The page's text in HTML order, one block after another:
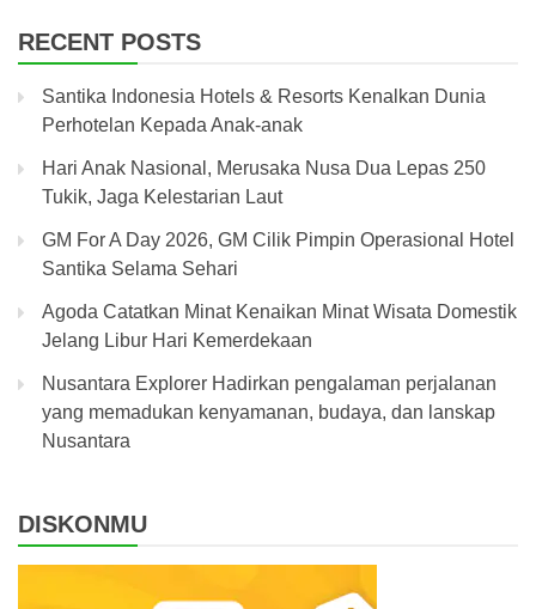
RECENT POSTS
Santika Indonesia Hotels & Resorts Kenalkan Dunia
Perhotelan Kepada Anak-anak
Hari Anak Nasional, Merusaka Nusa Dua Lepas 250
Tukik, Jaga Kelestarian Laut
GM For A Day 2026, GM Cilik Pimpin Operasional Hotel
Santika Selama Sehari
Agoda Catatkan Minat Kenaikan Minat Wisata Domestik
Jelang Libur Hari Kemerdekaan
Nusantara Explorer Hadirkan pengalaman perjalanan
yang memadukan kenyamanan, budaya, dan lanskap
Nusantara
DISKONMU